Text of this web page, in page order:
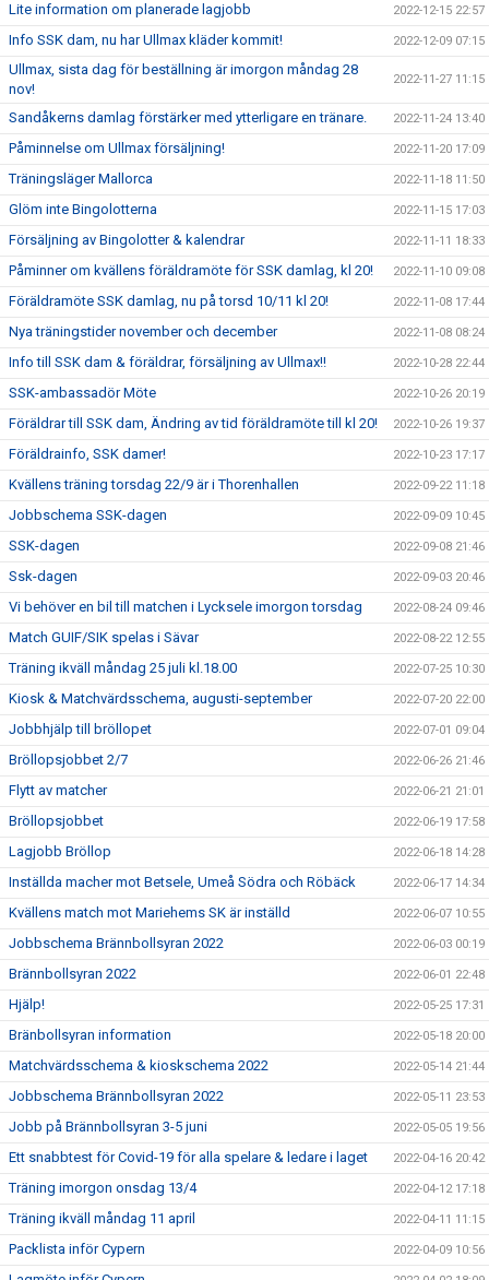
Lite information om planerade lagjobb 2022-12-15 22:57
Info SSK dam, nu har Ullmax kläder kommit! 2022-12-09 07:15
Ullmax, sista dag för beställning är imorgon måndag 28
nov!
2022-11-27 11:15
Sandåkerns damlag förstärker med ytterligare en tränare. 2022-11-24 13:40
Påminnelse om Ullmax försäljning! 2022-11-20 17:09
Träningsläger Mallorca 2022-11-18 11:50
Glöm inte Bingolotterna 2022-11-15 17:03
Försäljning av Bingolotter & kalendrar 2022-11-11 18:33
Påminner om kvällens föräldramöte för SSK damlag, kl 20! 2022-11-10 09:08
Föräldramöte SSK damlag, nu på torsd 10/11 kl 20! 2022-11-08 17:44
Nya träningstider november och december 2022-11-08 08:24
Info till SSK dam & föräldrar, försäljning av Ullmax!! 2022-10-28 22:44
SSK-ambassadör Möte 2022-10-26 20:19
Föräldrar till SSK dam, Ändring av tid föräldramöte till kl 20! 2022-10-26 19:37
Föräldrainfo, SSK damer! 2022-10-23 17:17
Kvällens träning torsdag 22/9 är i Thorenhallen 2022-09-22 11:18
Jobbschema SSK-dagen 2022-09-09 10:45
SSK-dagen 2022-09-08 21:46
Ssk-dagen 2022-09-03 20:46
Vi behöver en bil till matchen i Lycksele imorgon torsdag 2022-08-24 09:46
Match GUIF/SIK spelas i Sävar 2022-08-22 12:55
Träning ikväll måndag 25 juli kl.18.00 2022-07-25 10:30
Kiosk & Matchvärdsschema, augusti-september 2022-07-20 22:00
Jobbhjälp till bröllopet 2022-07-01 09:04
Bröllopsjobbet 2/7 2022-06-26 21:46
Flytt av matcher 2022-06-21 21:01
Bröllopsjobbet 2022-06-19 17:58
Lagjobb Bröllop 2022-06-18 14:28
Inställda macher mot Betsele, Umeå Södra och Röbäck 2022-06-17 14:34
Kvällens match mot Mariehems SK är inställd 2022-06-07 10:55
Jobbschema Brännbollsyran 2022 2022-06-03 00:19
Brännbollsyran 2022 2022-06-01 22:48
Hjälp! 2022-05-25 17:31
Bränbollsyran information 2022-05-18 20:00
Matchvärdsschema & kioskschema 2022 2022-05-14 21:44
Jobbschema Brännbollsyran 2022 2022-05-11 23:53
Jobb på Brännbollsyran 3-5 juni 2022-05-05 19:56
Ett snabbtest för Covid-19 för alla spelare & ledare i laget 2022-04-16 20:42
Träning imorgon onsdag 13/4 2022-04-12 17:18
Träning ikväll måndag 11 april 2022-04-11 11:15
Packlista inför Cypern 2022-04-09 10:56